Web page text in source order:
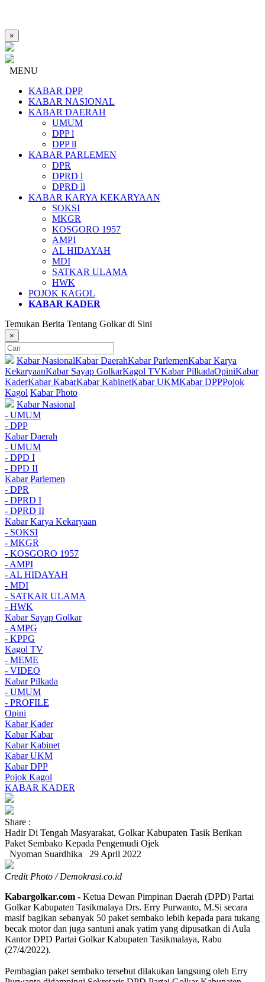
×
MENU
KABAR DPP
KABAR NASIONAL
KABAR DAERAH
UMUM
DPP l
DPP ll
KABAR PARLEMEN
DPR
DPRD l
DPRD ll
KABAR KARYA KEKARYAAN
SOKSI
MKGR
KOSGORO 1957
AMPI
AL HIDAYAH
MDI
SATKAR ULAMA
HWK
POJOK KAGOL
KABAR KADER
Temukan Berita Tentang Golkar di Sini
×
Kabar NasionalKabar DaerahKabar ParlemenKabar Karya
KekaryaanKabar Sayap GolkarKagol TVKabar PilkadaOpiniKabar
KaderKabar KabarKabar KabinetKabar UKMKabar DPPPojok
Kagol Kabar Photo
Kabar Nasional
- UMUM
- DPP
Kabar Daerah
- UMUM
- DPD I
- DPD II
Kabar Parlemen
- DPR
- DPRD I
- DPRD II
Kabar Karya Kekaryaan
- SOKSI
- MKGR
- KOSGORO 1957
- AMPI
- AL HIDAYAH
- MDI
- SATKAR ULAMA
- HWK
Kabar Sayap Golkar
- AMPG
- KPPG
Kagol TV
- MEME
- VIDEO
Kabar Pilkada
- UMUM
- PROFILE
Opini
Kabar Kader
Kabar Kabar
Kabar Kabinet
Kabar UKM
Kabar DPP
Pojok Kagol
KABAR KADER
Share :
Hadir Di Tengah Masyarakat, Golkar Kabupaten Tasik Berikan
Paket Sembako Kepada Pengemudi Ojek
Nyoman Suardhika
29 April 2022
Credit Photo / Demokrasi.co.id
Kabargolkar.com - Ketua Dewan Pimpinan Daerah (DPD) Partai
Golkar Kabupaten Tasikmalaya Drs. Erry Purwanto, M.Si secara
masif bagikan sebanyak 50 paket sembako lebih kepada para tukang
becak motor dan juga santuni anak yatim yang dipusatkan di Aula
Kantor DPD Partai Golkar Kabupaten Tasikmalaya, Rabu
(27/4/2022).
Pembagian paket sembako tersebut dilakukan langsung oleh Erry